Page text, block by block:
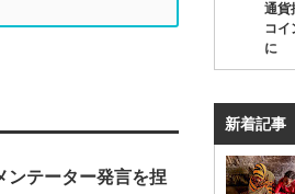
ンテーター発言を捏
通貨
コイ
に
新着記事